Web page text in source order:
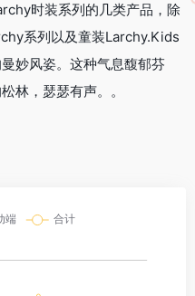
时装系列的几类产品，除
系列以及童装Larchy.Kids
妙风姿。这种气息馥郁芬
林，瑟瑟有声。。